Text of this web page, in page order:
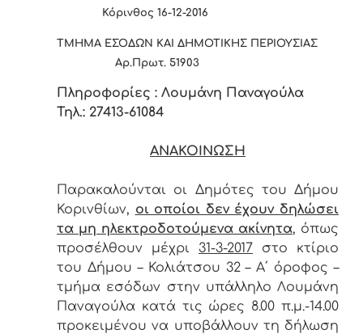
Κόρινθος 16-12-2016
ΤΜΗΜΑ ΕΣΟΔΩΝ ΚΑΙ ΔΗΜΟΤΙΚΗΣ ΠΕΡΙΟΥΣΙΑΣ
Αρ.Πρωτ. 51903
Πληροφορίες : Λουμάνη Παναγούλα
Τηλ.: 27413-61084
ΑΝΑΚΟΙΝΩΣΗ
Παρακαλούνται οι Δημότες του Δήμου
Κορινθίων, οι οποίοι δεν έχουν δηλώσει
τα μη ηλεκτροδοτούμενα ακίνητα, όπως
προσέλθουν μέχρι 31-3-2017 στο κτίριο
του Δήμου – Κολιάτσου 32 – Α΄ όροφος –
τμήμα εσόδων στην υπάλληλο Λουμάνη
Παναγούλα κατά τις ώρες 8.00 π.μ.-14.00
προκειμένου να υποβάλλουν τη δήλωση